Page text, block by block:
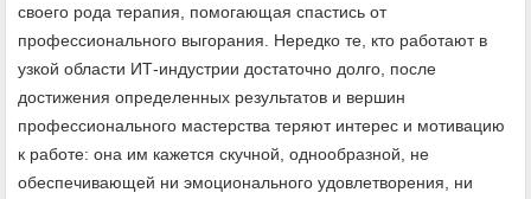
своего рода терапия, помогающая спастись от
профессионального выгорания. Нередко те, кто работают в
узкой области ИТ-индустрии достаточно долго, после
достижения определенных результатов и вершин
профессионального мастерства теряют интерес и мотивацию
к работе: она им кажется скучной, однообразной, не
обеспечивающей ни эмоционального удовлетворения, ни